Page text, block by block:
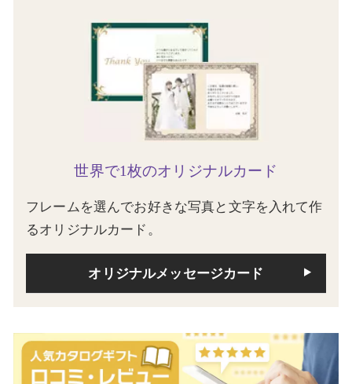
世界で1枚のオリジナルカード
フレームを選んでお好きな写真と文字を入れて作
るオリジナルカード。
オリジナルメッセージカード